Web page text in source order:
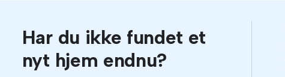
Har du ikke fundet et
nyt hjem endnu?